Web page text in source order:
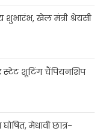
शुभारंभ, खेल मंत्री श्रेयसी
स्टेट शूटिंग चैंपियनशिप
मेधावी छात्र-